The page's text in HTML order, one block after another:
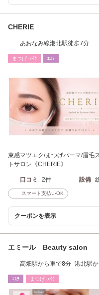
CHERIE
あおなみ線港北駅徒歩7分
まつげ･ﾒｲｸ ｴｽﾃ
束感マツエク/まつげパーマ/眉
トサロン《CHERIE》
口コミ 2件 設備
スマート支払いOK
クーポンを表示
エミール Beauty salon
高畑駅から車で8分 港北駅
ｴｽﾃ まつげ･ﾒｲｸ